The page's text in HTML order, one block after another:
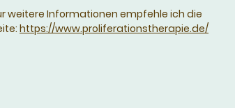
weitere Informationen empfehle ich die
https://www.proliferationstherapie.de/